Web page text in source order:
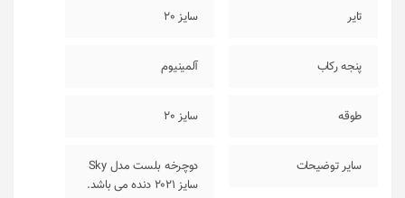
تایر سایز 20
پنجه رکاب آلمینیوم
طوقه سایز 20
سایر توضیحات
دوچرخه بلست مدل Sky
سایز 2021 دنده می باشد.